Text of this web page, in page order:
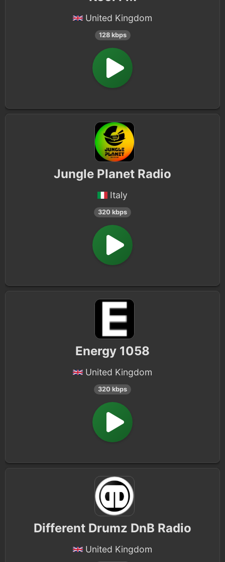
United Kingdom
128 kbps
Jungle Planet Radio
Italy
320 kbps
Energy 1058
United Kingdom
320 kbps
Different Drumz DnB Radio
United Kingdom